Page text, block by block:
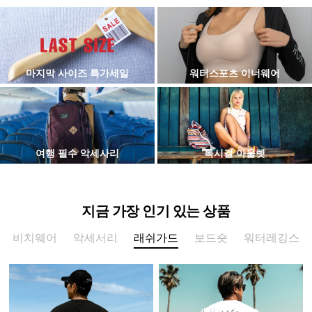
마지막 사이즈 특가세일 워터스포츠 이너웨어
여행 필수 악세사리 록시걸 아울렛
지금 가장 인기 있는 상품
비치웨어 악세서리 래쉬가드 보드숏 워터레깅스